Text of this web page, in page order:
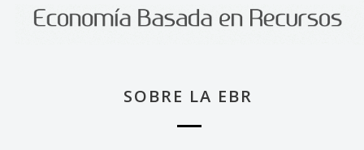
SOBRE LA EBR